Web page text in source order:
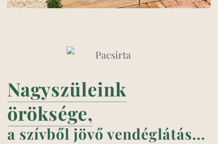
Nagyszüleink
öröksége,
a szívből jövő vendéglátás...